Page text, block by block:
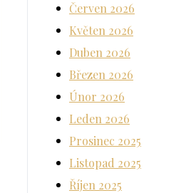
Červen 2026
Květen 2026
Duben 2026
Březen 2026
Únor 2026
Leden 2026
Prosinec 2025
Listopad 2025
Říjen 2025